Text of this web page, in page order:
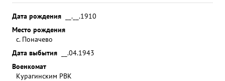
Дата рождения
__.__.1910
Место рождения
с. Поначево
Дата выбытия
__.04.1943
Военкомат
Курагинским РВК